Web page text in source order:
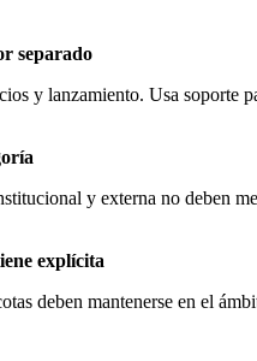
separado
y lanzamiento. Usa soporte
y externa no deben
explícita
deben mantenerse en el